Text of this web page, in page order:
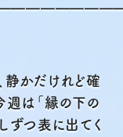
静かだけれど確
週は「縁の下の
ずつ表に出てく